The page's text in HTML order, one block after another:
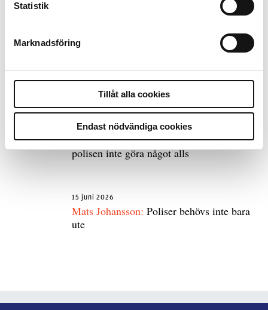
Statistik
Marknadsföring
Tillåt alla cookies
Endast nödvändiga cookies
Replik:Det är inte evidenskrav som
bakbinder polisen
7 juli 2026
Debatt:Med för höga krav på evidens kan
polisen inte göra något alls
15 juni 2026
Mats Johansson: Poliser behövs inte bara
ute